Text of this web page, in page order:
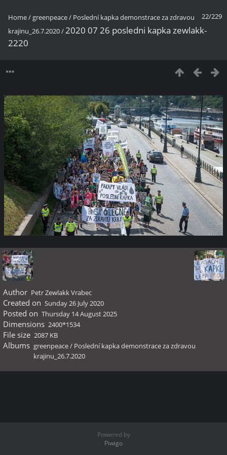
22/229
Home/ greenpeace/ Poslední kapka demonstrace za zdravou
krajinu_26.7.2020/2020 07 26 posledni kapka zewlakk-
2220
Author Petr Zewlakk Vrabec
Created on Sunday 26 July 2020
Posted on Thursday 14 August 2025
Dimensions 2400*1534
File size 2087 KB
Albums greenpeace/ Poslední kapka demonstrace za zdravou
krajinu_26.7.2020
Powered by
Piwigo